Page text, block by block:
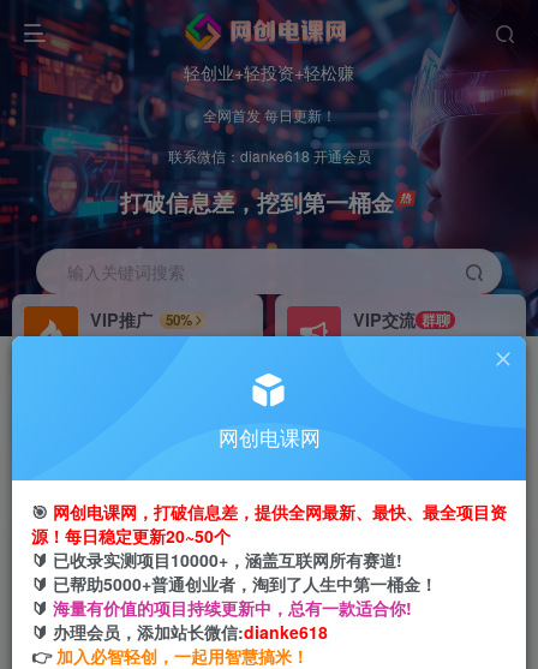
轻创业+轻投资+轻松赚
全网首发 每日更新！
联系微信：dianke618 开通会员
打破信息差，挖到第一桶金
输入关键词搜索
VIP推广
50%
VIP交流 群聊
研究探讨更多创业项目路子。
搭建同款网站，自己当老板
一个闷声发大财的冷门项目，同城家教中介，操作
简单，一个月变现7000+，保姆级教程
网创电课网
2年前发布
网创电课网
🎯 网创电课网，打破信息差，提供全网最新、最快、最全项目资
源！每日稳定更新20~50个
🔰 已收录实测项目10000+，涵盖互联网所有赛道!
🔰 已帮助5000+普通创业者，淘到了人生中第一桶金！
🔰 海量有价值的项目持续更新中，总有一款适合你!
🔰 办理会员，添加站长微信:dianke618
👉 加入必智轻创，一起用智慧搞米！